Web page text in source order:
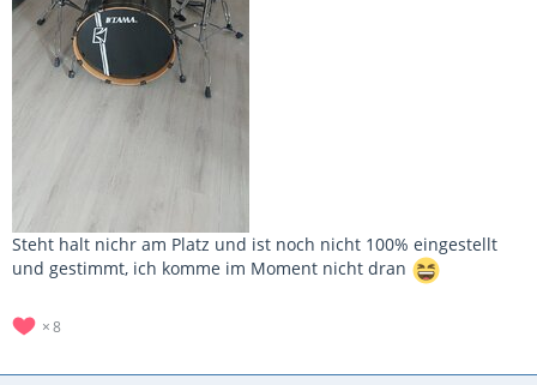
Steht halt nichr am Platz und ist noch nicht 100% eingestellt
und gestimmt, ich komme im Moment nicht dran
8